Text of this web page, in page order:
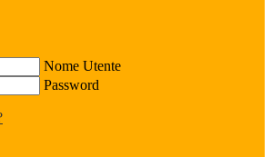
Nome Utente
Password